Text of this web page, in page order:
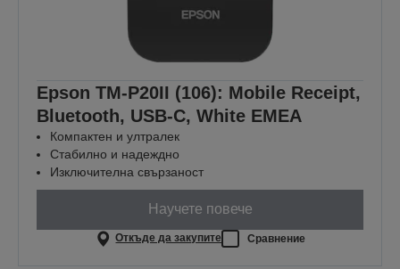
Epson TM-P20II (106): Mobile Receipt,
Bluetooth, USB-C, White EMEA
Компактен и ултралек
Стабилно и надеждно
Изключителна свързаност
Научете повече
Откъде да закупите Сравнение